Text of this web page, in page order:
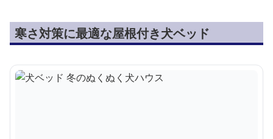
寒さ対策に最適な屋根付き犬ベッド